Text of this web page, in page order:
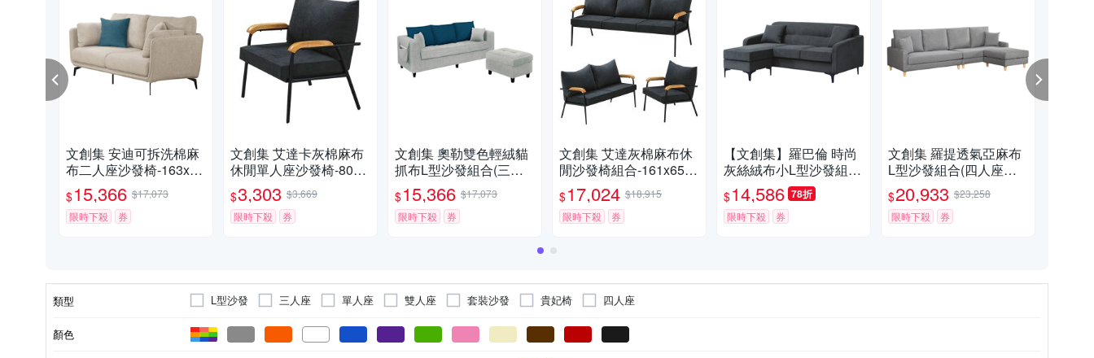
文創集 安迪可拆洗棉麻
布二人座沙發椅-163x89
x66cm免組
$15,366 $17,073
限時下殺
券
文創集 艾達卡灰棉麻布
休閒單人座沙發椅-80x6
5x80-cm免組
$3,303 $3,669
限時下殺
券
文創集 奧勒雙色輕絨貓
抓布L型沙發組合(三人
座＋椅凳組合)-202x159
x69cm免組
$15,366 $17,073
限時下殺
券
文創集 艾達灰棉麻布休
閒沙發椅組合-161x65x8
0-cm免組
$17,024 $18,915
限時下殺
券
【文創集】羅巴倫 時尚
灰絲絨布小L型沙發組合
(三人座＋椅凳)-188x15
0x100cm免組
$14,586 78折
限時下殺 券
文創集 羅提透氣亞麻布
L型沙發組合(四人座＋
椅凳組合)-271x157x68c
m免組
$20,933 $23,258
限時下殺
券
類型 L型沙發 三人座 單人座 雙人座 套裝沙發 貴妃椅 四人座
顏色